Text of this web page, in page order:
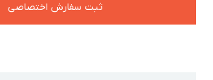
ثبت سفارش اختصاصی